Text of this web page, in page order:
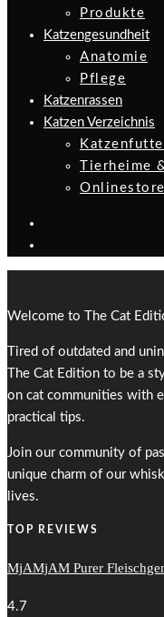
Produkte
Katzengesundheit
Anatomie
Pflege
Katzenrassen
Katzen Verzeichnis
Tierheime
Welcome to The Cat
Tired of outdated and
The Cat Edition to be a
on cat communities with
practical tips.
Join our community of
unique charm of our
lives.
TOP REVIEWS
MjAMjAM Purer
4.7